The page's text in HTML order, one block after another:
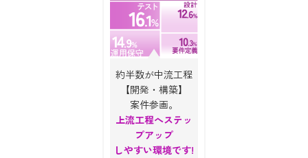
約半数が中流工程
【開発・構築】
案件参画。
上流工程へステッ
プアップ
しやすい環境です!